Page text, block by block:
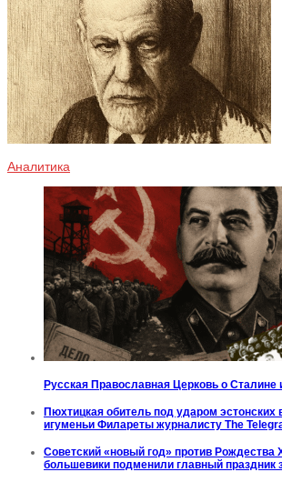
Аналитика
Русская Православная Церковь о Сталине
Пюхтицкая обитель под ударом эстонских
игуменьи Филареты журналисту The
Советский «новый год» против Рождества
большевики подменили главный праздник